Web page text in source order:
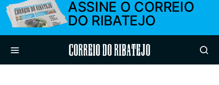
ASSINE O CORREIO
DO RIBATEJO
Correio do Ribatejo